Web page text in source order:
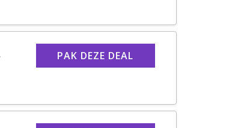
PAK DEZE DEAL